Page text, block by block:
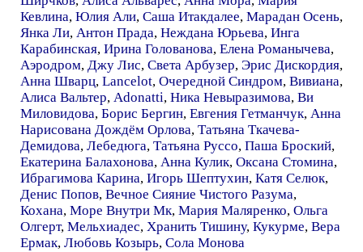
Кевлина, Юлия Али, Саша Итакдалее, Марадан Осень,
Янка Ли, Антон Прада, Неждана Юрьева, Инга
Карабинская, Ирина Голованова, Елена Романычева,
Аэродром, Джу Лис, Света Арбузер, Эрис Дискордия,
Анна Шварц, Lancelot, Очередной Синдром, Вивиана,
Алиса Вальтер, Adonatti, Ника Невыразимова, Ви
Миловидова, Борис Бергин, Евгения Гетманчук, Анна
Нарисована Дождём Орлова, Татьяна Ткачева-
Демидова, Лебедюга, Татьяна Руссо, Паша Броский,
Екатерина Балахонова, Анна Кулик, Оксана Стомина,
Ибрагимова Карина, Игорь Шептухин, Катя Селюк,
Денис Попов, Вечное Сияние Чистого Разума,
Кохана, Море Внутри Мк, Мария Маляренко, Ольга
Олгерт, Мельхиадес, Хранить Тишину, Кукурме, Вера
Ермак, Любовь Козырь, Сола Монова